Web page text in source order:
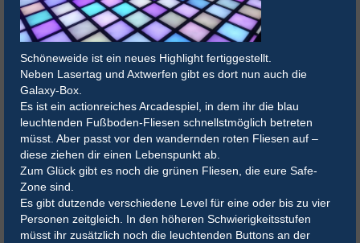
Schöneweide ist ein neues Highlight fertiggestellt.
Neben Lasertag und Axtwerfen gibt es dort nun auch die
Galaxy-Box.
Es ist ein actionreiches Arcadespiel, in dem ihr die blau
leuchtenden Fußboden-Fliesen schnellstmöglich betreten
müsst. Aber passt vor den wandernden roten Fliesen auf –
diese ziehen dir einen Lebenspunkt ab.
Zum Glück gibt es noch die grünen Fliesen, die eure Safe-
Zone sind.
Es gibt dutzende verschiedene Level für eine oder bis zu vier
Personen zeitgleich. In den höheren Schwierigkeitsstufen
müsst ihr zusätzlich noch die leuchtenden Buttons an der